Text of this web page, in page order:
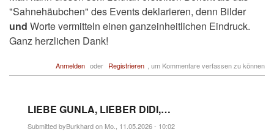
"Sahnehäubchen" des Events deklarieren, denn Bilder
und Worte vermitteln einen ganzeinheitlichen Eindruck.
Ganz herzlichen Dank!
Anmelden oder Registrieren , um Kommentare verfassen zu können
LIEBE GUNLA, LIEBER DIDI,…
Submitted byBurkhardon Mo., 11.05.2026 - 10:02